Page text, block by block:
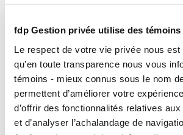
fdp Gestion privée utilise des témoins
Le respect de votre vie privée nous est
qu’en toute transparence nous vous
témoins - mieux connus sous le nom
permettent d’améliorer votre
d’offrir des fonctionnalités relatives
et d’analyser l’achalandage de
Sylvain Perron
MBA, CIMMD, FCSIMD
,
Gestionnaire de
T581 459-5597